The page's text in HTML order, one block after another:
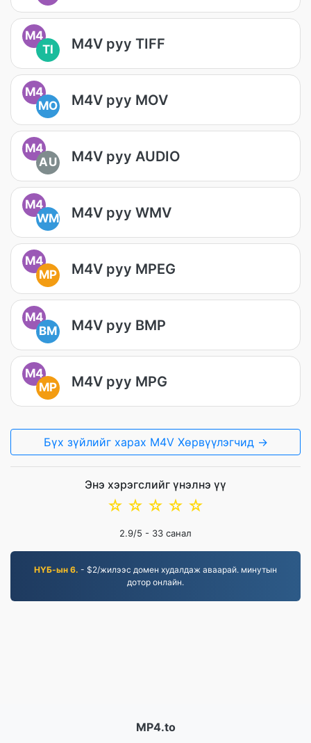
M4
TI
M4V руу TIFF
M4
MO
M4V руу MOV
M4
AU
M4V руу AUDIO
M4
WM
M4V руу WMV
M4
MP
M4V руу MPEG
M4
BM
M4V руу BMP
M4
MP
M4V руу MPG
Бүх зүйлийг харах M4V Хөрвүүлэгчид →
Энэ хэрэгслийг үнэлнэ үү
☆
☆
☆
☆
☆
2.9/5 - 33 санал
НҮБ-ын 6. - $2/жилээс домен худалдаж аваарай. минутын
дотор онлайн.
MP4.to